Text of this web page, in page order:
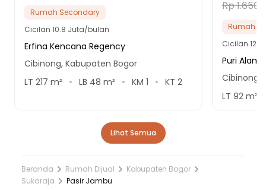
Rumah Secondary
Cicilan 10.8 Juta/bulan
Erfina Kencana Regency
Cibinong, Kabupaten Bogor
LT 217 m² LB 48 m² KM 1 KT 2
Rp
Rumah
Cicilan
Puri Alam
Cibinong,
LT 92m²
Lihat Semua
Beranda Rumah Dijual
Kabupaten Bogor
Sukaraja
Pasir Jambu